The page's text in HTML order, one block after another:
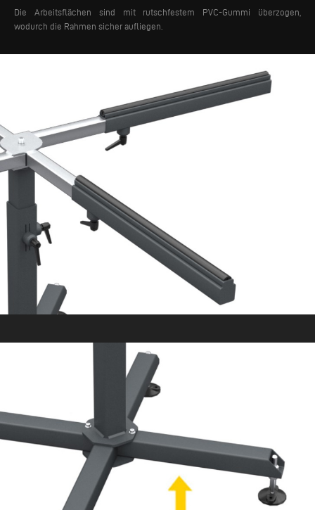
Die Arbeitsflächen sind mit rutschfestem PVC-Gummi überzogen,
wodurch die Rahmen sicher aufliegen.